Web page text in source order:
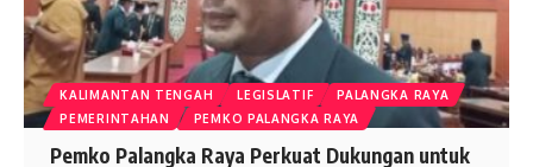
KALIMANTAN TENGAH LEGISLATIF
PALANGKA RAYA
PEMERINTAHAN
PEMKO PALANGKA RAYA
Pemko Palangka Raya Perkuat Dukungan untuk